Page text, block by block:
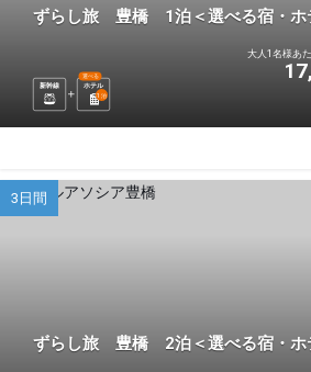
ずらし旅 豊橋 1泊＜選べる宿・ホ
新幹線 ホテル
選べる
1 泊
大人1名様あ
3日間
ずらし旅 豊橋 2泊＜選べる宿・ホ